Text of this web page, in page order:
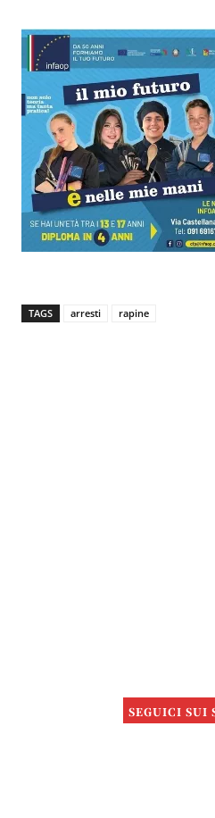
TAGS arresti rapine
SEGUICI SUI